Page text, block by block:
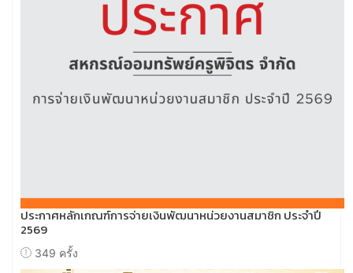
ประกาศหลักเกณฑ์การจ่ายเงินพัฒนาหน่วยงานสมาชิก ประจำปี
2569
349 ครั้ง